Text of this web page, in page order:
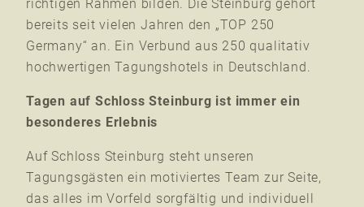
richtigen Rahmen bilden. Die Steinburg gehört
bereits seit vielen Jahren den „TOP 250
Germany“ an. Ein Verbund aus 250 qualitativ
hochwertigen Tagungshotels in Deutschland.
Tagen auf Schloss Steinburg ist immer ein
besonderes Erlebnis
Auf Schloss Steinburg steht unseren
Tagungsgästen ein motiviertes Team zur Seite,
das alles im Vorfeld sorgfältig und individuell